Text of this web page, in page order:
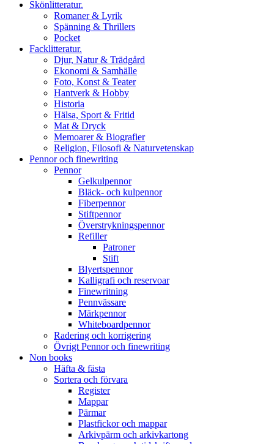
Skönlitteratur.
Romaner & Lyrik
Spänning & Thrillers
Pocket
Facklitteratur.
Djur, Natur & Trädgård
Ekonomi & Samhälle
Foto, Konst & Teater
Hantverk & Hobby
Historia
Hälsa, Sport & Fritid
Mat & Dryck
Memoarer & Biografier
Religion, Filosofi & Naturvetenskap
Pennor och finewriting
Pennor
Gelkulpennor
Bläck- och kulpennor
Fiberpennor
Stiftpennor
Överstrykningspennor
Refiller
Patroner
Stift
Blyertspennor
Kalligrafi och reservoar
Finewritning
Pennvässare
Märkpennor
Whiteboardpennor
Radering och korrigering
Övrigt Pennor och finewriting
Non books
Häfta & fästa
Sortera och förvara
Register
Mappar
Pärmar
Plastfickor och mappar
Arkivpärm och arkivkartong